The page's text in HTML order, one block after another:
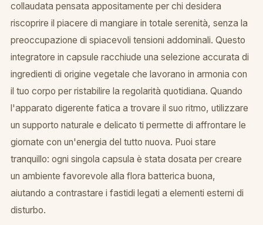
collaudata pensata appositamente per chi desidera
riscoprire il piacere di mangiare in totale serenità, senza la
preoccupazione di spiacevoli tensioni addominali. Questo
integratore in capsule racchiude una selezione accurata di
ingredienti di origine vegetale che lavorano in armonia con
il tuo corpo per ristabilire la regolarità quotidiana. Quando
l'apparato digerente fatica a trovare il suo ritmo, utilizzare
un supporto naturale e delicato ti permette di affrontare le
giornate con un'energia del tutto nuova. Puoi stare
tranquillo: ogni singola capsula è stata dosata per creare
un ambiente favorevole alla flora batterica buona,
aiutando a contrastare i fastidi legati a elementi esterni di
disturbo.